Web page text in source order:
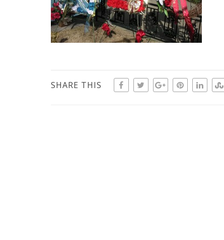
SHARE THIS